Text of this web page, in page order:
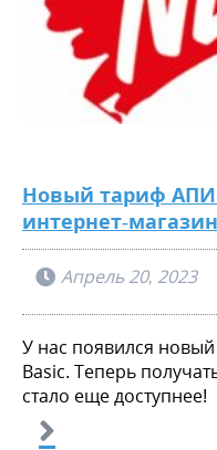
Новый тариф
интернет-
Апрель 20, 2023
У нас появился
Basic. Теперь
стало еще доступнее!